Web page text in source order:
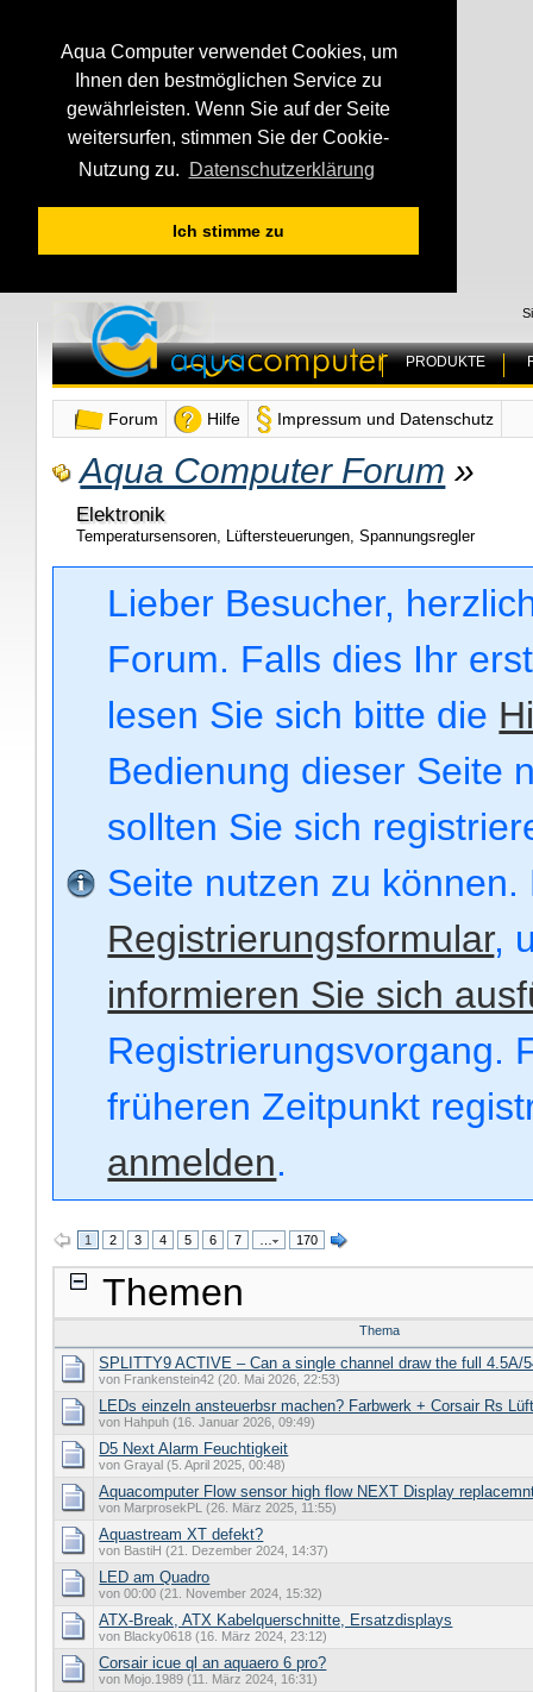
Aqua Computer verwendet Cookies, um
Ihnen den bestmöglichen Service zu
gewährleisten. Wenn Sie auf der Seite
weitersurfen, stimmen Sie der Cookie-
Nutzung zu.
Datenschutzerklärung
Ich stimme zu
PRODUKTE
Forum Hilfe Impressum und Datenschutz
Aqua Computer Forum »
Elektronik
Temperatursensoren, Lüftersteuerungen, Spannungsregler
Lieber Besucher,
Forum. Falls dies Ihr
lesen Sie sich bitte die
Bedienung dieser Seite
sollten Sie sich
Seite nutzen zu
Registrierungsformular,
informieren Sie sich
Registrierungsvorgang.
früheren Zeitpunkt
anmelden.
1 2 3 4 5 6 7 … 170
Themen
Thema
SPLITTY9 ACTIVE – Can a single channel draw the full 4.5A/
von Frankenstein42 (20. Mai 2026, 22:53)
LEDs einzeln ansteuerbsr machen? Farbwerk + Corsair Rs
von Hahpuh (16. Januar 2026, 09:49)
D5 Next Alarm Feuchtigkeit
von Grayal (5. April 2025, 00:48)
Aquacomputer Flow sensor high flow NEXT Display
von MarprosekPL (26. März 2025, 11:55)
Aquastream XT defekt?
von BastiH (21. Dezember 2024, 14:37)
LED am Quadro
von 00:00 (21. November 2024, 15:32)
ATX-Break, ATX Kabelquerschnitte, Ersatzdisplays
von Blacky0618 (16. März 2024, 23:12)
Corsair icue ql an aquaero 6 pro?
von Mojo.1989 (11. März 2024, 16:31)